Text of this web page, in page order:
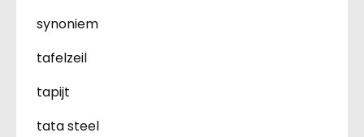
synoniem
tafelzeil
tapijt
tata steel